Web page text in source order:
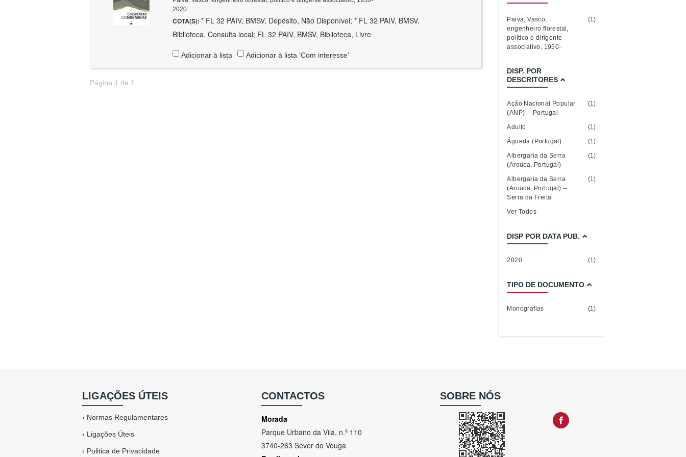
2020
COTA(S):* FL 32 PAIV, BMSV, Depósito, Não Disponível; * FL 32 PAIV, BMSV,
Biblioteca, Consulta local; FL 32 PAIV, BMSV, Biblioteca, Livre
Adicionar à lista Adicionar à lista 'Com interesse'
Página 1 de 1
Paiva, Vasco,
engenheiro florestal,
político e dirigente
associativo, 1950-
(1)
DISP. POR
DESCRITORES
Ação Nacional Popular
(ANP) -- Portugal
(1)
Adulto
(1)
Águeda (Portugal)
(1)
Albergaria da Serra
(Arouca, Portugal)
(1)
Albergaria da Serra
(Arouca, Portugal) --
Serra da Freita
(1)
Ver Todos
DISP POR DATA PUB.
2020 (1)
TIPO DE DOCUMENTO
Monografias (1)
LIGAÇÕES ÚTEIS
› Normas Regulamentares
› Ligações Úteis
› Politica de Privacidade
CONTACTOS
Morada
Parque Urbano da Vila, n.º 110
3740-263 Sever do Vouga
SOBRE NÓS